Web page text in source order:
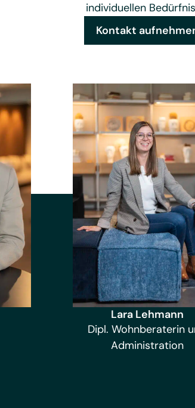
individuellen
Kontakt
Lara Lehmann
Dipl. Wohnberaterin
Administration